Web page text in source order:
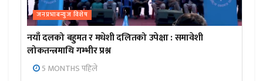
जनप्रभाबन्युज विशेष
नयाँ दलको बहुमत र मधेशी दलितको उपेक्षा : समावेशी
लोकतन्त्रमाथि गम्भीर प्रश्न
5 MONTHS पहिले